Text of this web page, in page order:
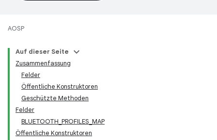
AOSP
Auf dieser Seite
Zusammenfassung
Felder
Öffentliche Konstruktoren
Geschützte Methoden
Felder
BLUETOOTH_PROFILES_MAP
Öffentliche Konstruktoren